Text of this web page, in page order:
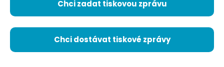
Chci zadat tiskovou zprávu
Chci dostávat tiskové zprávy